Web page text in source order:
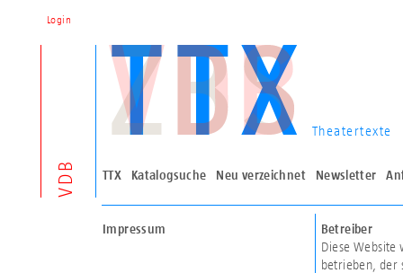
VDB
Theatertexte
TTX Katalogsuche Neu verzeichnet Newsletter
Login
Impressum Betreiber
Diese
betrieben, der